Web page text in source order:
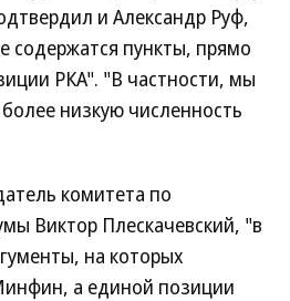
и Александр Руф,
содержатся пункты, прямо
РКА". "В частности, мы
низкую численность
комитета по
Виктор Плескачевский, "в
на которых
а единой позиции